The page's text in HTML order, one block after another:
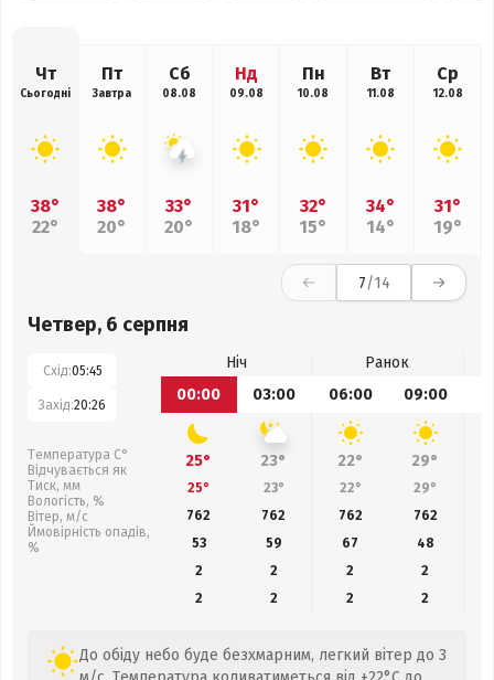
Чт
Сьогодні
38°
22°
Пт
Завтра
38°
20°
Сб
08.08
33°
20°
Нд
09.08
31°
18°
Пн
10.08
32°
15°
Вт
11.08
34°
14°
Ср
12.08
31°
19°
7/14
Четвер, 6 серпня
Схід:05:45
Захід:20:26
Температура С°
Відчувається як
Тиск, мм
Вологість, %
Вітер, м/с
Ймовірність опадів,
%
Ніч
Ранок
00:00
03:00 06:00 09:00
25° 23° 22° 29°
25° 23° 22° 29°
762
762 762 762
53
59 67 48
2
2 2
2
2
2 2 2
До обіду небо буде безхмарним, легкий вітер до 3